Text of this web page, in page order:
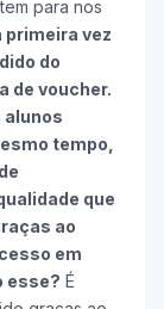
para nos
primeira vez
do
de voucher.
alunos
tempo,
que
ao
em
esse? É